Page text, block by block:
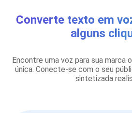
Converte texto em
alguns
Encontre uma voz para sua marca
única. Conecte-se com o seu
sintetizada